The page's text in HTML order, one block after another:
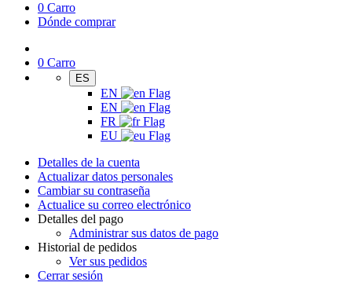
0 Carro
Dónde comprar
0 Carro
ES
EN
EN
FR
EU
Detalles de la cuenta
Actualizar datos personales
Cambiar su contraseña
Actualice su correo electrónico
Detalles del pago
Administrar sus datos de pago
Historial de pedidos
Ver sus pedidos
Cerrar sesión